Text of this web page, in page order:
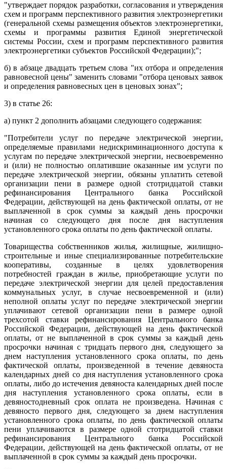
"утверждает порядок разработки, согласования и утверждения
схем и программ перспективного развития электроэнергетики
(генеральной схемы размещения объектов электроэнергетики,
схемы и программы развития Единой энергетической
системы России, схем и программ перспективного развития
электроэнергетики субъектов Российской Федерации);";
б) в абзаце двадцать третьем слова "их отбора и определения
равновесной цены" заменить словами "отбора ценовых заявок
и определения равновесных цен в ценовых зонах";
3) в статье 26:
а) пункт 2 дополнить абзацами следующего содержания:
"Потребители услуг по передаче электрической энергии,
определяемые правилами недискриминационного доступа к
услугам по передаче электрической энергии, несвоевременно
и (или) не полностью оплатившие оказанные им услуги по
передаче электрической энергии, обязаны уплатить сетевой
организации пени в размере одной стотридцатой ставки
рефинансирования Центрального банка Российской
Федерации, действующей на день фактической оплаты, от не
выплаченной в срок суммы за каждый день просрочки
начиная со следующего дня после дня наступления
установленного срока оплаты по день фактической оплаты.
Товарищества собственников жилья, жилищные, жилищно-
строительные и иные специализированные потребительские
кооперативы, созданные в целях удовлетворения
потребностей граждан в жилье, приобретающие услуги по
передаче электрической энергии для целей предоставления
коммунальных услуг, в случае несвоевременной и (или)
неполной оплаты услуг по передаче электрической энергии
уплачивают сетевой организации пени в размере одной
трехсотой ставки рефинансирования Центрального банка
Российской Федерации, действующей на день фактической
оплаты, от не выплаченной в срок суммы за каждый день
просрочки начиная с тридцать первого дня, следующего за
днем наступления установленного срока оплаты, по день
фактической оплаты, произведенной в течение девяноста
календарных дней со дня наступления установленного срока
оплаты, либо до истечения девяноста календарных дней после
дня наступления установленного срока оплаты, если в
девяностодневный срок оплата не произведена. Начиная с
девяносто первого дня, следующего за днем наступления
установленного срока оплаты, по день фактической оплаты
пени уплачиваются в размере одной стотридцатой ставки
рефинансирования Центрального банка Российской
Федерации, действующей на день фактической оплаты, от не
выплаченной в срок суммы за каждый день просрочки.